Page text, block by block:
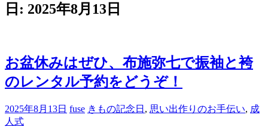
日: 2025年8月13日
お盆休みはぜひ、布施弥七で振袖と袴
のレンタル予約をどうぞ！
2025年8月13日 fuse きもの記念日 , 思い出作りのお手伝い, 成
人式